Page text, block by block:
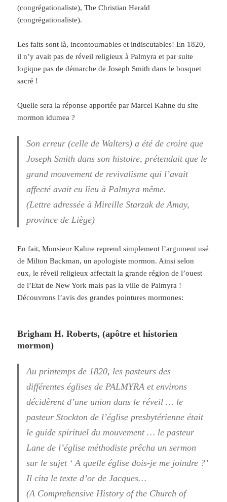
(congrégationaliste), The Christian Herald
(congrégationaliste).
Les faits sont là, incontournables et indiscutables! En 1820,
il n’y avait pas de réveil religieux à Palmyra et par suite
logique pas de démarche de Joseph Smith dans le bosquet
sacré !
Quelle sera la réponse apportée par Marcel Kahne du site
mormon idumea ?
Son erreur (celle de Walters) a été de croire que
Joseph Smith dans son histoire, prétendait que le
grand mouvement de revivalisme qui l’avait
affecté avait eu lieu à Palmyra même.
(Lettre adressée à Mireille Starzak de Amay,
province de Liège)
En fait, Monsieur Kahne reprend simplement l’argument usé
de Milton Backman, un apologiste mormon. Ainsi selon
eux, le réveil religieux affectait la grande région de l’ouest
de l’Etat de New York mais pas la ville de Palmyra !
Découvrons l’avis des grandes pointures mormones:
Brigham H. Roberts, (apôtre et historien
mormon)
Au printemps de 1820, les pasteurs des
différentes églises de PALMYRA et environs
décidèrent d’une union dans le réveil … le
pasteur Stockton de l’église presbytérienne était
le guide spirituel du mouvement … le pasteur
Lane de l’église méthodiste prêcha un sermon
sur le sujet ‘ A quelle église dois-je me joindre ?’
Il cita le texte d’or de Jacques…
(A Comprehensive History of the Church of